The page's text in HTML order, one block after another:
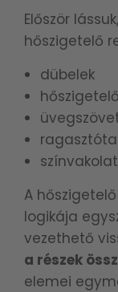
Először
hőszigetelő
dübelek
A
logikája
vezethető
a részek
elemei